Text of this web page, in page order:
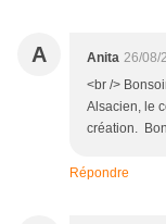
A Anita 26/08/
<br />
Alsacien, le
création.
Répondre